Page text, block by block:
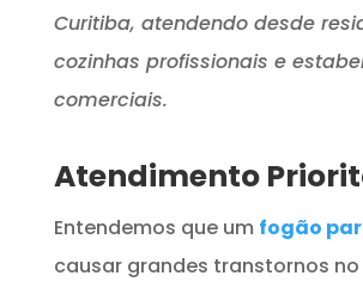
Curitiba, atendendo desde
cozinhas profissionais e
comerciais.
Atendimento
Entendemos que um fogão
causar grandes transtornos